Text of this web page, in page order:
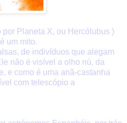
Planeta X, ou Hercólubus )
um mito.
de indivíduos que alegam
não é visível a olho nú, da
e como é uma anã-castanha
com telescópio a